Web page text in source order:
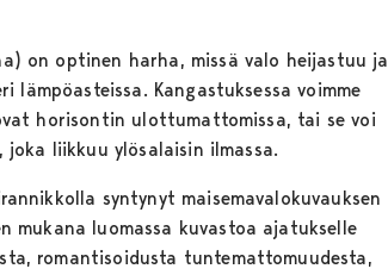
on optinen harha, missä valo heijastuu ja
lämpöasteissa. Kangastuksessa voimme
horisontin ulottumattomissa, tai se voi
joka liikkuu ylösalaisin ilmassa.
syntynyt maisemavalokuvauksen
mukana luomassa kuvastoa ajatukselle
romantisoidusta tuntemattomuudesta,